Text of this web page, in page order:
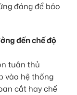
đáng để bảo
đến chế độ
tuân thủ
vào hệ thống
cắt hay chế